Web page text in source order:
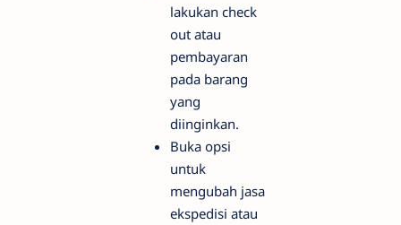
lakukan check
out atau
pembayaran
pada barang
yang
diinginkan.
Buka opsi
untuk
mengubah jasa
ekspedisi atau